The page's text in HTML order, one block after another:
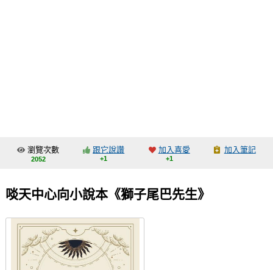
交流中心
會員功能選單
會員中心
註冊會員
登入
瀏覽次數
2052
跟它說讚
+1
加入喜愛
+1
加入筆記
啖天中心向小說本《獅子尾巴先生》